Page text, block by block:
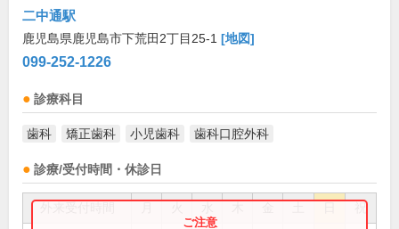
二中通駅
鹿児島県鹿児島市下荒田2丁目25-1 [地図]
099-252-1226
診療科目
歯科 矯正歯科 小児歯科 歯科口腔外科
診療/受付時間・休診日
祝